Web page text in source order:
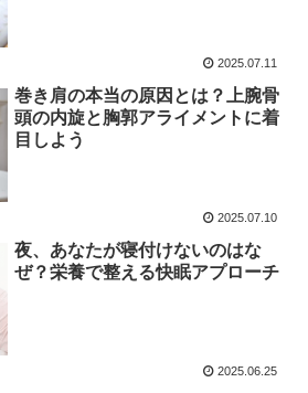
2025.07.11
巻き肩の本当の原因とは？上腕骨
頭の内旋と胸郭アライメントに着
目しよう
2025.07.10
夜、あなたが寝付けないのはな
ぜ？栄養で整える快眠アプローチ
2025.06.25